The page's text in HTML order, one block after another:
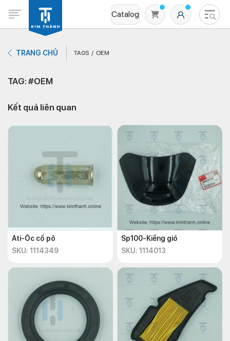
Catalog
Không có sản phẩm nào trong giỏ hàng
TRANG CHỦ TAGS OEM
TAG: #OEM
Kết quả liên quan
Ati-Ốc cổ pô
SKU: 1114349
Sp100-Kiếng gió
SKU: 1114013